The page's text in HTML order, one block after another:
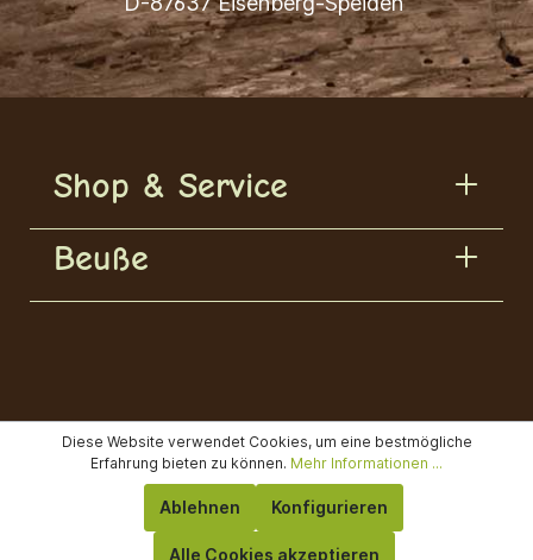
Shop & Service
Beuße
Diese Website verwendet Cookies, um eine bestmögliche
Erfahrung bieten zu können. Mehr Informationen ...
Ablehnen Konfigurieren
Alle Cookies akzeptieren